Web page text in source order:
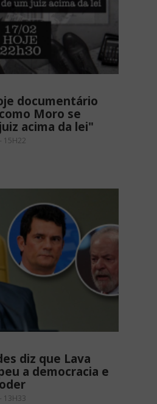
documentário
Moro se
acima da lei"
15H22
diz que Lava
a democracia e
13H33